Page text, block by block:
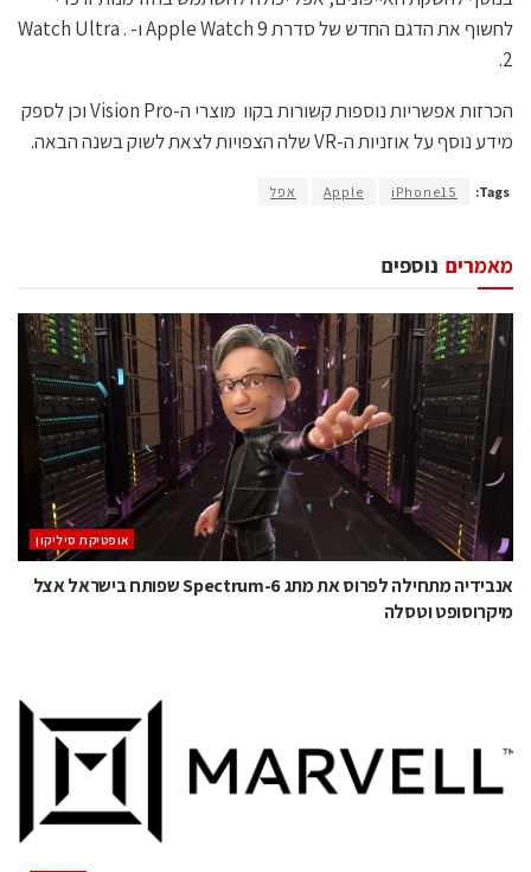
לחשוף את הדגם החדש של סדרת Apple Watch 9 ו- . Watch Ultra
2.
הכרזות אפשריות נוספות קשורות בקוו מוצרי ה-Vision Pro וכן לספק
מידע נוסף על אוזניות ה-VR שלה הצפויות לצאת לשוק בשנה הבאה.
Tags:
iPhone15
Apple אפל
נוספים מאמרים
אופטיקת סיליקון
אנבידיה מתחילה לפרוס את מתג Spectrum-6 שפותח בישראל אצל
מיקרוסופט וטסלה